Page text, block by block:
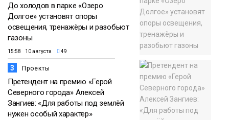
До холодов в парке «Озеро
Долгое» установят опоры
освещения, тренажёры и разобьют
газоны
15:58 10 августа 49
3 Проекты
Претендент на премию «Герой
Северного города» Алексей
Зангиев: «Для работы под землёй
нужен особый характер»